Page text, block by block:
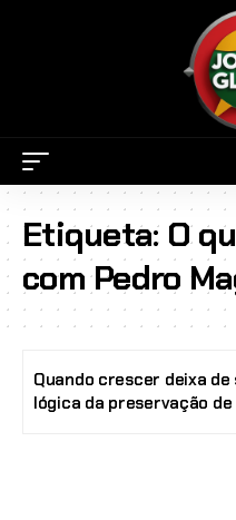
Etiqueta: O
com Pedro
Quando crescer deixa
lógica da preservação de